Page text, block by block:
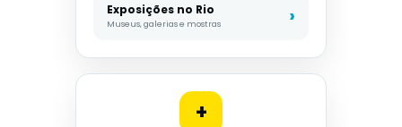
Exposições no Rio
Museus, galerias e mostras
+